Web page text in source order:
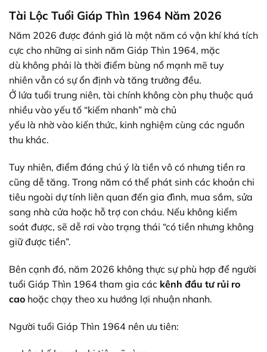
Tài Lộc Tuổi Giáp Thìn 1964 Năm 2026
Năm 2026 được đánh giá là một năm có vận khí khá tích
cực cho những ai sinh năm Giáp Thìn 1964, mặc
dù không phải là thời điểm bùng nổ mạnh mẽ tuy
nhiên vẫn có sựổn định và tăng trưởng đều.
Ở lứa tuổi trung niên, tài chính không còn phụ thuộc quá
nhiều vào yếu tố “kiếm nhanh” mà chủ
yếu là nhờ vào kiến thức, kinh nghiệm cùng các nguồn
thu khác.
Tuy nhiên, điểm đáng chú ý là tiền vô có nhưng tiền ra
cũng dễ tăng. Trong năm có thể phát sinh các khoản chi
tiêu ngoài dự tính liên quan đến gia đình, mua sắm, sửa
sang nhà cửa hoặc hỗ trợ con cháu. Nếu không kiểm
soát được, sẽ dễ rơi vào trạng thái “có tiền nhưng không
giữ được tiền”.
Bên cạnh đó, năm 2026 không thực sự phù hợp để người
tuổi Giáp Thìn 1964 tham gia các kênh đầu tư rủi ro
cao hoặc chạy theo xu hướng lợi nhuận nhanh.
Người tuổi Giáp Thìn 1964 nên ưu tiên: